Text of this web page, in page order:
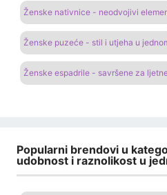
Ženske nativnice - neodvojivi
Ženske puzeće - stil i utjeha u
Ženske espadrile - savršene za
Popularni brendovi u
udobnost i raznolikost u